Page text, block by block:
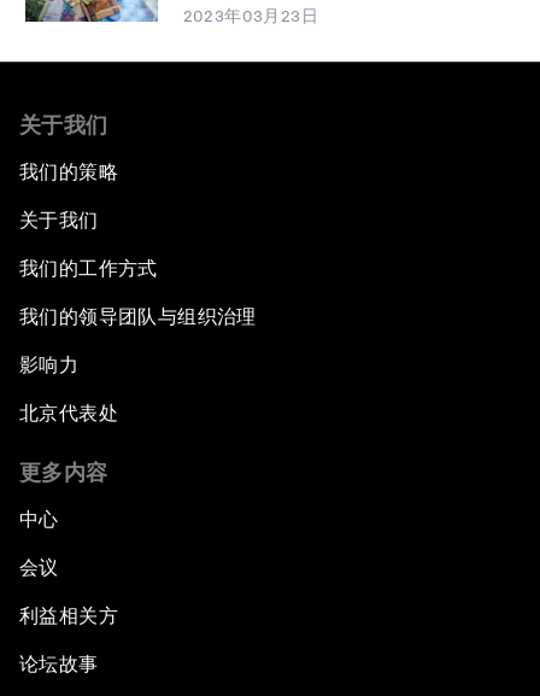
2023年03月23日
关于我们
我们的策略
关于我们
我们的工作方式
我们的领导团队与组织治理
影响力
北京代表处
更多内容
中心
会议
利益相关方
论坛故事